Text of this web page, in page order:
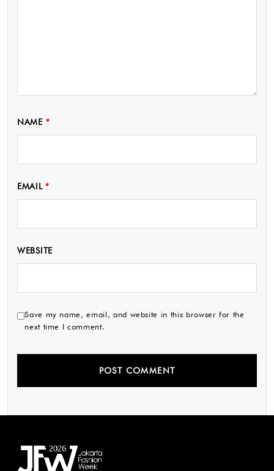
NAME *
EMAIL*
WEBSITE
Save my name, email, and website in this browser for the
next time I comment.